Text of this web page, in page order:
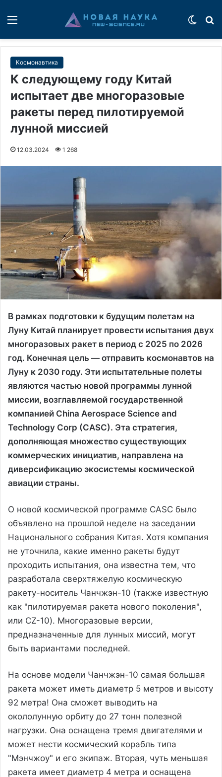
Космонавтика
К следующему году Китай
испытает две многоразовые
ракеты перед пилотируемой
лунной миссией
12.03.2024 1 268
В рамках подготовки к будущим полетам на
Луну Китай планирует провести испытания двух
многоразовых ракет в период с 2025 по 2026
год. Конечная цель — отправить космонавтов на
Луну к 2030 году. Эти испытательные полеты
являются частью новой программы лунной
миссии, возглавляемой государственной
компанией China Aerospace Science and
Technology Corp (CASC). Эта стратегия,
дополняющая множество существующих
коммерческих инициатив, направлена на
диверсификацию экосистемы космической
авиации страны.
О новой космической программе CASC было
объявлено на прошлой неделе на заседании
Национального собрания Китая. Хотя компания
не уточнила, какие именно ракеты будут
проходить испытания, она известна тем, что
разработала сверхтяжелую космическую
ракету-носитель Чанчжэн-10 (также известную
как "пилотируемая ракета нового поколения",
или CZ-10). Многоразовые версии,
предназначенные для лунных миссий, могут
быть вариантами последней.
На основе модели Чанчжэн-10 самая большая
ракета может иметь диаметр 5 метров и высоту
92 метра! Она сможет выводить на
окололунную орбиту до 27 тонн полезной
нагрузки. Она оснащена тремя двигателями и
может нести космический корабль типа
"Мэнчжоу" и его экипаж. Вторая, чуть меньшая
ракета имеет диаметр 4 метра и оснащена